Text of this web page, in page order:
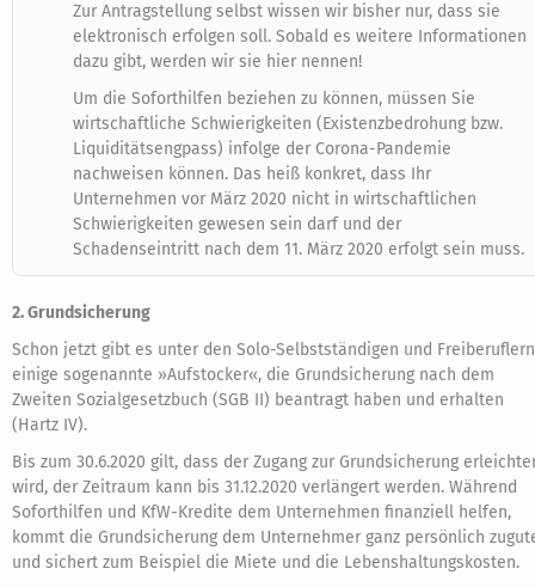
Zur Antragstellung selbst wissen wir bisher nur, dass sie
elektronisch erfolgen soll. Sobald es weitere Informationen
dazu gibt, werden wir sie hier nennen!
Um die Soforthilfen beziehen zu können, müssen Sie
wirtschaftliche Schwierigkeiten (Existenzbedrohung bzw.
Liquiditätsengpass) infolge der Corona-Pandemie
nachweisen können. Das heiß konkret, dass Ihr
Unternehmen vor März 2020 nicht in wirtschaftlichen
Schwierigkeiten gewesen sein darf und der
Schadenseintritt nach dem 11. März 2020 erfolgt sein muss.
2. Grundsicherung
Schon jetzt gibt es unter den Solo-Selbstständigen und Freiberuflern
einige sogenannte »Aufstocker«, die Grundsicherung nach dem
Zweiten Sozialgesetzbuch (SGB II) beantragt haben und erhalten
(Hartz IV).
Bis zum 30.6.2020 gilt, dass der Zugang zur Grundsicherung
wird, der Zeitraum kann bis 31.12.2020 verlängert werden. Während
Soforthilfen und KfW-Kredite dem Unternehmen finanziell helfen,
kommt die Grundsicherung dem Unternehmer ganz persönlich
und sichert zum Beispiel die Miete und die Lebenshaltungskosten.